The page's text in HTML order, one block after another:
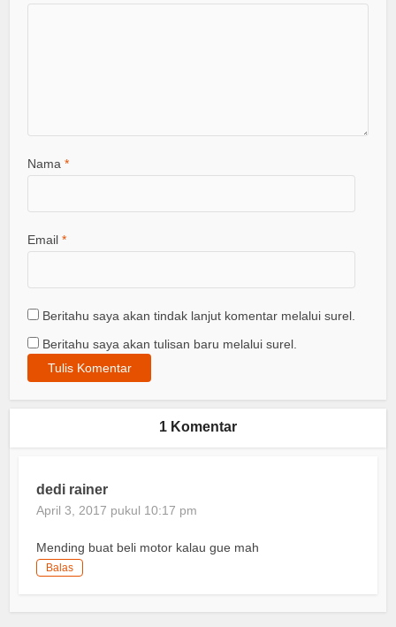
Nama*
Email*
Beritahu saya akan tindak lanjut komentar melalui surel.
Beritahu saya akan tulisan baru melalui surel.
1 Komentar
dedi rainer
April 3, 2017 pukul 10:17 pm
Mending buat beli motor kalau gue mah
Balas